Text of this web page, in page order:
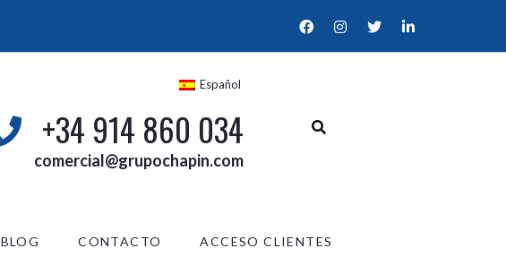
Español
+34 914 860 034
comercial@grupochapin.com
BLOG CONTACTO ACCESO CLIENTES